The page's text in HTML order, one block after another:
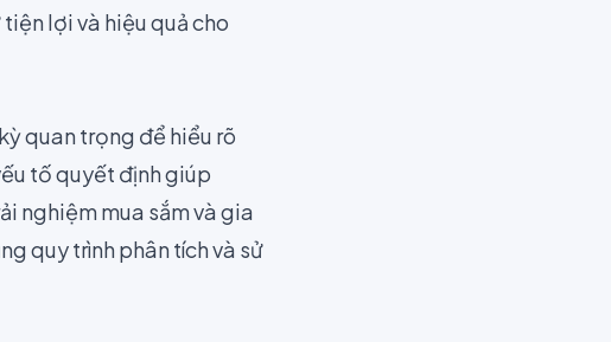
lợi và hiệu quả cho
quan trọng để hiểu rõ
tố quyết định giúp
nghiệm mua sắm và gia
quy trình phân tích và sử